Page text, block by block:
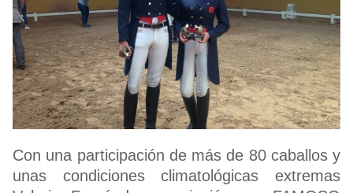
Con una participación de más de 80 caballos y
unas condiciones climatológicas extremas